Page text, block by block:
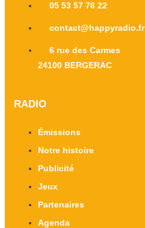
05 53 57 76 22
contact@happyradio.fr
6 rue des Carmes
24100 BERGERAC
RADIO
Émissions
Notre histoire
Publicité
Jeux
Partenaires
Agenda